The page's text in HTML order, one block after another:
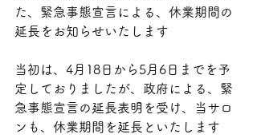
た、緊急事態宣言による、休業期間の
延長をお知らせいたします
当初は、4月18日から5月6日までを予
定しておりましたが、政府による、緊
急事態宣言の延長表明を受け、当サロ
ンも、休業期間を延長といたします